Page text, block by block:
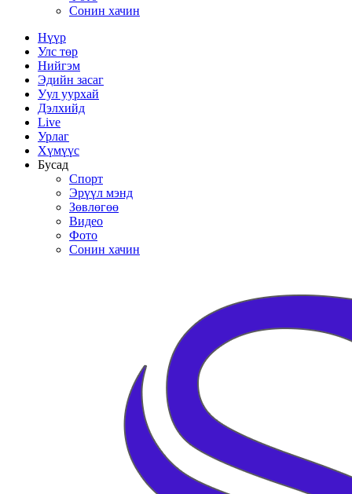
Сонин хачин
Нүүр
Улс төр
Нийгэм
Эдийн засаг
Уул уурхай
Дэлхийд
Live
Урлаг
Хүмүүс
Бусад
Спорт
Эрүүл мэнд
Зөвлөгөө
Видео
Фото
Сонин хачин